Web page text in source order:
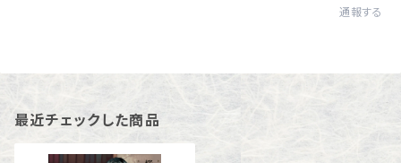
通報する
最近チェックした商品